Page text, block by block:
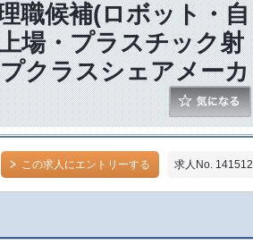
職候補(ロボット・自
場・プラスチック射
クラスシェアメーカ
この求人にエントリーする 求人No. 141512